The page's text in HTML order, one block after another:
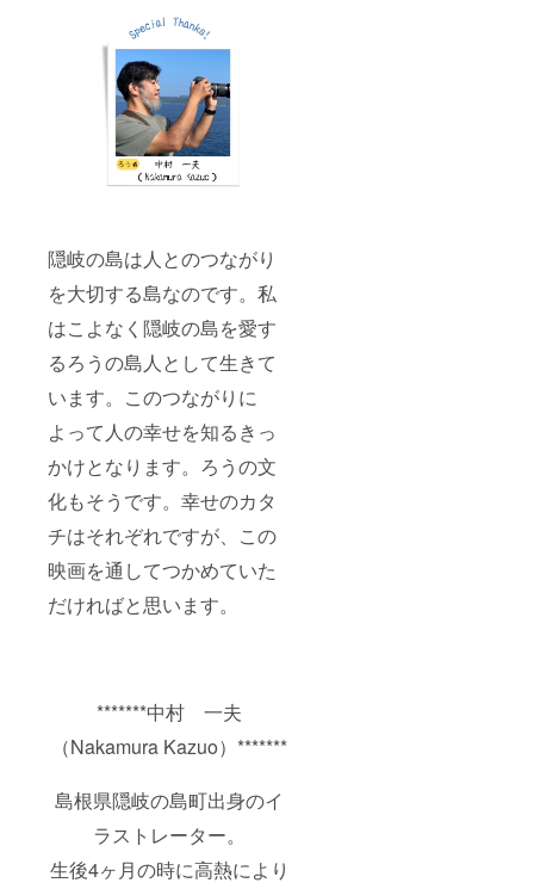
隠岐の島は人とのつながり
を大切する島なのです。私
はこよなく隠岐の島を愛す
るろうの島人として生きて
います。このつながりに
よって人の幸せを知るきっ
かけとなります。ろうの文
化もそうです。幸せのカタ
チはそれぞれですが、この
映画を通してつかめていた
だければと思います。
*******中村 一夫
（Nakamura Kazuo）*******
島根県隠岐の島町出身のイ
ラストレーター。
生後4ヶ月の時に高熱により